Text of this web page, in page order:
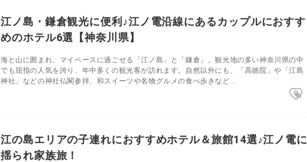
江ノ島・鎌倉観光に便利♪江ノ電沿線にあるカップルにおすす
めのホテル6選【神奈川県】
海と山に囲まれ、マイペースに過ごせる「江ノ島」と「鎌倉」。観光地の多い神奈川県の中
でも屈指の人気を誇り、年中多くの観光客が訪れます。自然以外にも、「高徳院」や「江島
神社」などの神社仏閣参拝、和スイーツや名物グルメの食べ歩きなど...
江の島エリアの子連れにおすすめホテル＆旅館14選♪江ノ電に
揺られ家族旅！